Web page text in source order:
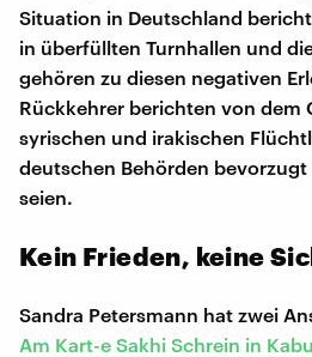
Situation in Deutschland
in überfüllten Turnhallen und
gehören zu diesen negativen
Rückkehrer berichten von dem
syrischen und irakischen
deutschen Behörden
seien.
Kein Frieden, keine
Sandra Petersmann hat zwei
Am Kart-e Sakhi Schrein in